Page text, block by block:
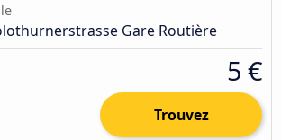
Gare Routière
5 €
Trouvez